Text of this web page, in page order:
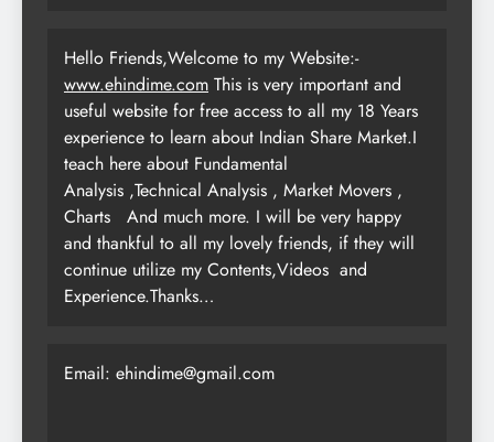
Hello Friends,Welcome to my Website:-
www.ehindime.com This is very important and
useful website for free access to all my 18 Years
experience to learn about Indian Share Market.I
teach here about Fundamental
Analysis ,Technical Analysis , Market Movers ,
Charts
And much more. I will be very happy
and thankful to all my lovely friends, if they will
continue utilize my Contents,Videos and
Experience.Thanks…
Email: ehindime@gmail.com